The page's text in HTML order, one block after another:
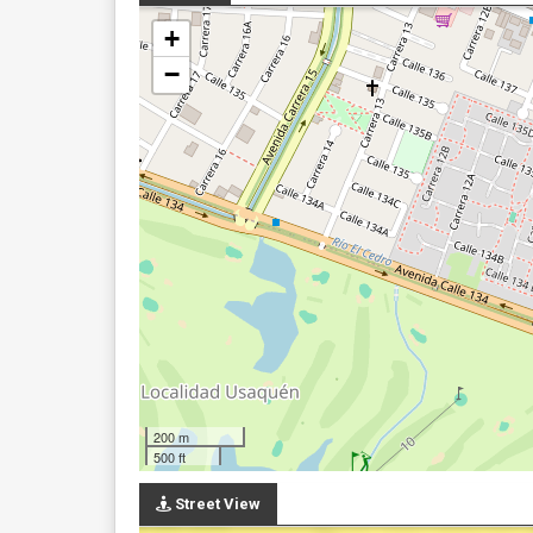
+
−
200 m
500 ft
Street View